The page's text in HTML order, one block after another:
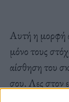
Αυτή η μορφή
μόνο τους
αίσθηση του
σου. Λες στον